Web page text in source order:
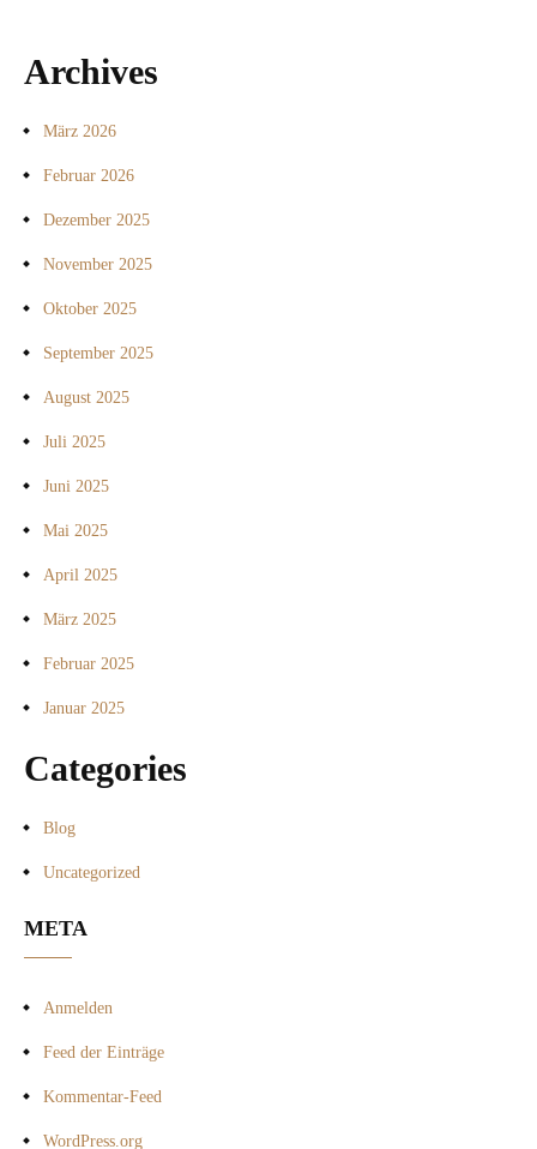
Archives
März 2026
Februar 2026
Dezember 2025
November 2025
Oktober 2025
September 2025
August 2025
Juli 2025
Juni 2025
Mai 2025
April 2025
März 2025
Februar 2025
Januar 2025
Categories
Blog
Uncategorized
META
Anmelden
Feed der Einträge
Kommentar-Feed
WordPress.org